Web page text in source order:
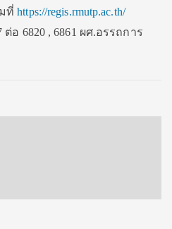
มที่https://regis.rmutp.ac.th/
อ 6820 , 6861 ผศ.อรรถการ